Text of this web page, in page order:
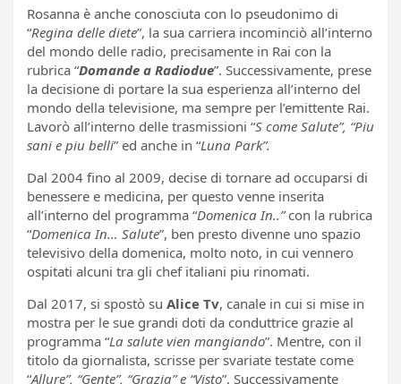
Rosanna è anche conosciuta con lo pseudonimo di
“Regina delle diete”, la sua carriera incominciò all’interno
del mondo delle radio, precisamente in Rai con la
rubrica “Domande a Radiodue”. Successivamente, prese
la decisione di portare la sua esperienza all’interno del
mondo della televisione, ma sempre per l’emittente Rai.
Lavorò all’interno delle trasmissioni “S come Salute”, “Piu
sani e piu belli” ed anche in “Luna Park”.
Dal 2004 fino al 2009, decise di tornare ad occuparsi di
benessere e medicina, per questo venne inserita
all’interno del programma “Domenica In..”con la rubrica
“Domenica In… Salute”, ben presto divenne uno spazio
televisivo della domenica, molto noto, in cui vennero
ospitati alcuni tra gli chef italiani piu rinomati.
Dal 2017, si spostò su Alice Tv, canale in cui si mise in
mostra per le sue grandi doti da conduttrice grazie al
programma “La salute vien mangiando”. Mentre, con il
titolo da giornalista, scrisse per svariate testate come
“Allure”, “Gente”, “Grazia” e “Visto”. Successivamente